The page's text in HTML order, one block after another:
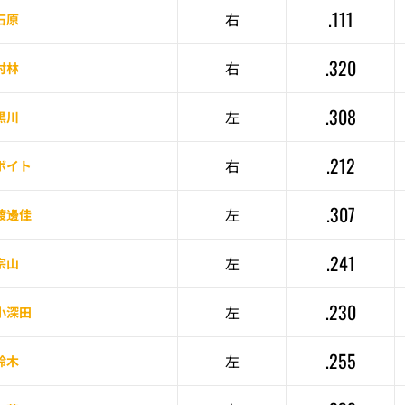
原 右 .111
林 右 .320
川 左 .308
イト 右 .212
邊佳 左 .307
山 左 .241
深田 左 .230
木 左 .255